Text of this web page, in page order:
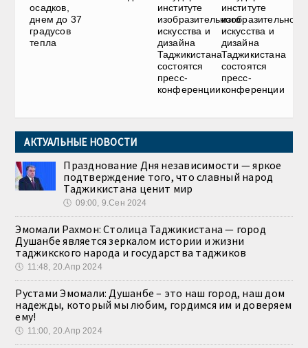
осадков,
днем до 37
градусов
тепла
институте
изобразительного
искусства и
дизайна
Таджикистана
состоятся
пресс-
конференции
институте
изобразительного
искусства и
дизайна
Таджикистана
состоятся
пресс-
конференции
АКТУАЛЬНЫЕ НОВОСТИ
Празднование Дня независимости — яркое
подтверждение того, что славный народ
Таджикистана ценит мир
🕔 09:00, 9.Сен 2024
Эмомали Рахмон: Столица Таджикистана — город
Душанбе является зеркалом истории и жизни
таджикского народа и государства таджиков
🕔 11:48, 20.Апр 2024
Рустами Эмомали: Душанбе – это наш город, наш дом
надежды, который мы любим, гордимся им и доверяем
ему!
🕔 11:00, 20.Апр 2024